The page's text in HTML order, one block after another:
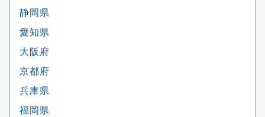
静岡県
愛知県
大阪府
京都府
兵庫県
福岡県